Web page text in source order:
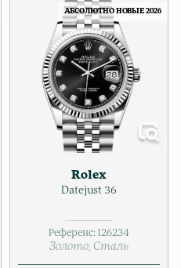
АБСОЛЮТНО НОВЫЕ 2026
Rolex
Datejust 36
Референс: 126234
Золото Сталь